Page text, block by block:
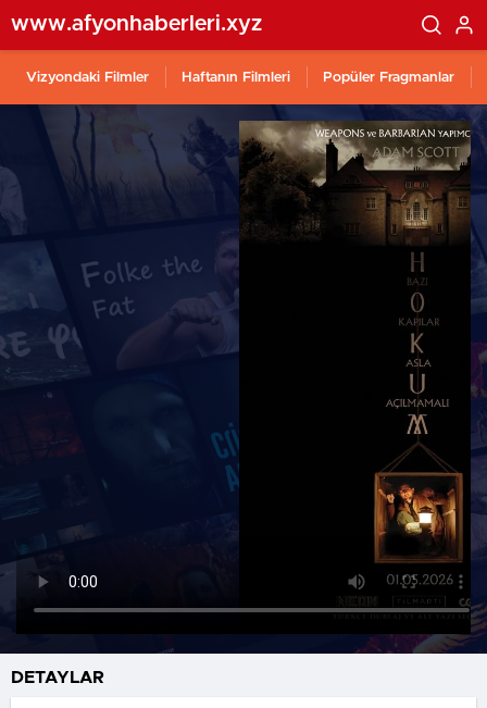
www.afyonhaberleri.xyz
Vizyondaki Filmler Haftanın Filmleri Popüler Fragmanlar
DETAYLAR